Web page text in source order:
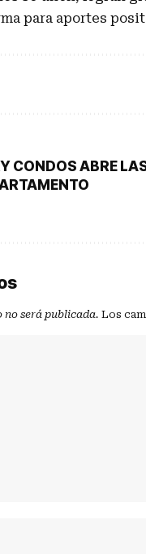
para aportes
CONDOS ABRE
no será publicada. Los